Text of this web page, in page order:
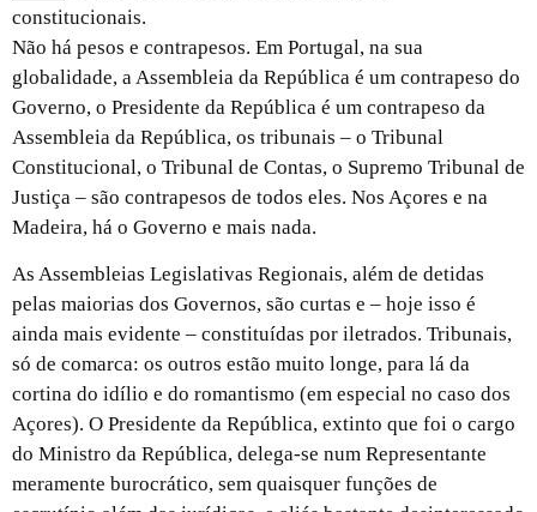
constitucionais.
Não há pesos e contrapesos. Em Portugal, na sua
globalidade, a Assembleia da República é um contrapeso do
Governo, o Presidente da República é um contrapeso da
Assembleia da República, os tribunais – o Tribunal
Constitucional, o Tribunal de Contas, o Supremo Tribunal de
Justiça – são contrapesos de todos eles. Nos Açores e na
Madeira, há o Governo e mais nada.
As Assembleias Legislativas Regionais, além de detidas
pelas maiorias dos Governos, são curtas e – hoje isso é
ainda mais evidente – constituídas por iletrados. Tribunais,
só de comarca: os outros estão muito longe, para lá da
cortina do idílio e do romantismo (em especial no caso dos
Açores). O Presidente da República, extinto que foi o cargo
do Ministro da República, delega-se num Representante
meramente burocrático, sem quaisquer funções de